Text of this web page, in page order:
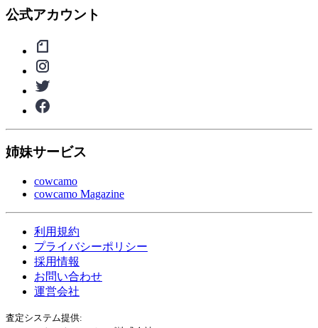
公式アカウント
姉妹サービス
cowcamo
cowcamo Magazine
利用規約
プライバシーポリシー
採用情報
お問い合わせ
運営会社
査定システム提供: